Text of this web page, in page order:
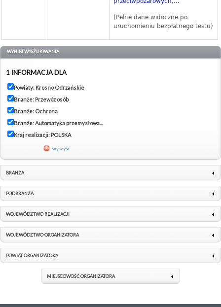
(Pełne dane widoczne po
uruchomieniu bezpłatnego testu)
WYNIKI WYSZUKIWANIA
1 INFORMACJA DLA
Powiaty: Krosno Odrzańskie
Branże: Przewóz osób
Branże: Ochrona
Branże: Automatyka przemysłowa...
Kraj realizacji: POLSKA
wyczyść
BRANŻA
PODBRANŻA
WOJEWÓDZTWO REALIZACJI
WOJEWÓDZTWO ORGANIZATORA
POWIAT ORGANIZATORA
MIEJSCOWOŚĆ ORGANIZATORA